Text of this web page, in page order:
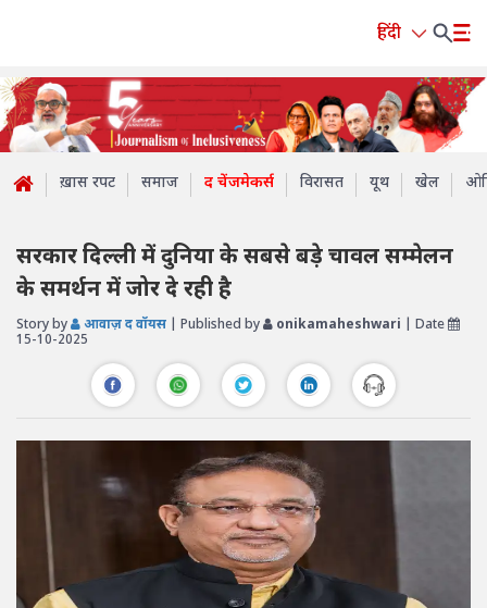
हिंदी
ख़ास रपट समाज द चेंजमेकर्स विरासत यूथ खेल
सरकार दिल्ली में दुनिया के सबसे बड़े चावल सम्मेलन
के समर्थन में जोर दे रही है
Story by आवाज़ द वॉयस | Published by onikamaheshwari | Date
15-10-2025